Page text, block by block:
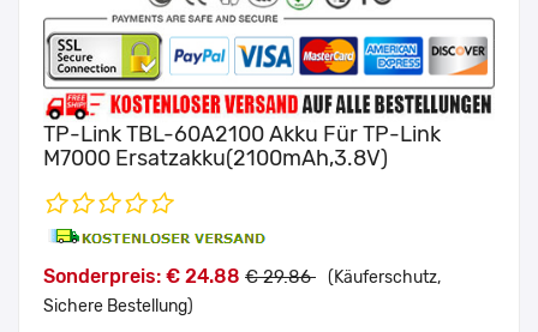
TP-Link TBL-60A2100 Akku Für TP-Link
M7000 Ersatzakku(2100mAh,3.8V)
Sonderpreis: € 24.88 € 29.86 (Käuferschutz,
Sichere Bestellung)